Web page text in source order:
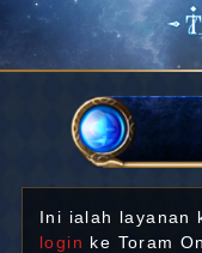
Ini ialah layanan
login ke Toram